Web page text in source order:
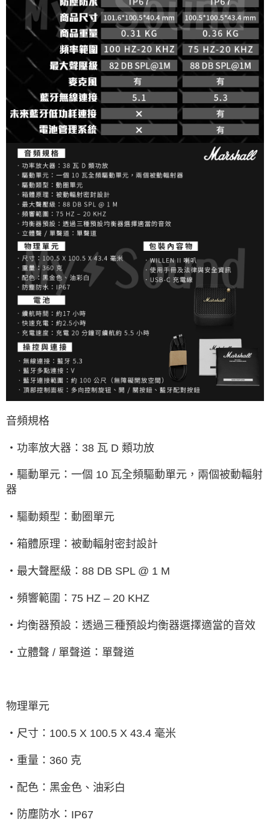
音頻規格
‧功率放大器： 38 瓦 D 類功放
‧驅動單元：一個 10 瓦全頻驅動單元，兩個被動輻射
器
‧驅動類型：動圈單元
‧箱體原理：被動輻射密封設計
‧最大聲壓級： 88 DB SPL @ 1 M
‧頻響範圍： 75 HZ – 20 KHZ
‧均衡器預設：透過三種預設均衡器選擇適當的音效
‧立體聲 / 單聲道：單聲道
物理單元
‧尺寸： 100.5 X 100.5 X 43.4 毫米
‧重量： 360 克
‧配色：黑金色、油彩白
‧防塵防水： IP67